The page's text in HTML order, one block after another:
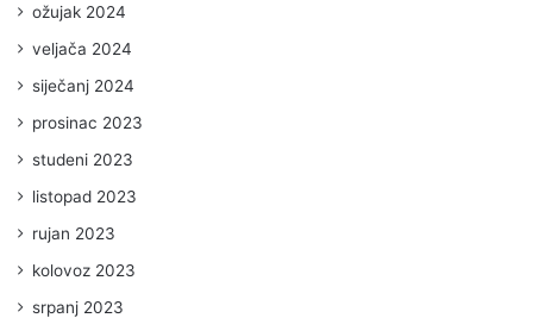
ožujak 2024
veljača 2024
siječanj 2024
prosinac 2023
studeni 2023
listopad 2023
rujan 2023
kolovoz 2023
srpanj 2023